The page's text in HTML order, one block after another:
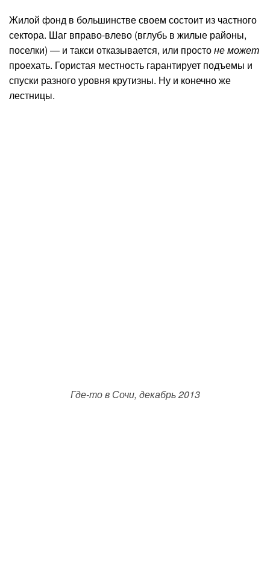
Жилой фонд в большинстве своем состоит из частного
сектора. Шаг вправо-влево (вглубь в жилые районы,
поселки) — и такси отказывается, или простоне может
проехать. Гористая местность гарантирует подъемы и
спуски разного уровня крутизны. Ну и конечно же
лестницы.
Где-то в Сочи, декабрь 2013